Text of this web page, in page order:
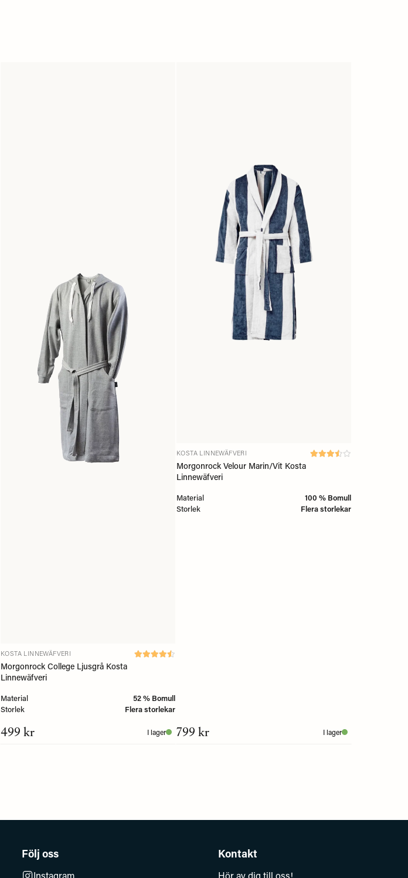
KOSTA LINNEWÄFVERI
Morgonrock College Ljusgrå Kosta
Linnewäfveri
Material
52 % Bomull
Storlek
Flera storlekar
499 kr I lager
KOSTA LINNEWÄFVERI
Morgonrock Velour Marin/Vit Kosta
Linnewäfveri
Material
100 % Bomull
Storlek
Flera storlekar
799 kr I lager
Följ oss
Instagram
Kontakt
Hör av dig till oss!